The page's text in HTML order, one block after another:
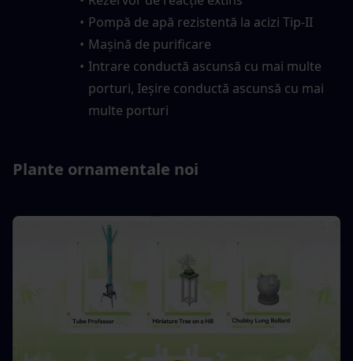
Pompă de apă rezistentă la acizi Tip-II
Mașină de purificare
Intrare conductă ascunsă cu mai multe
porturi, Ieșire conductă ascunsă cu mai
multe porturi
Plante ornamentale noi